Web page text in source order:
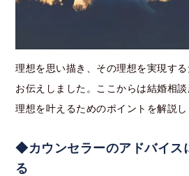
理想を思い描き、その理想を実現す
お伝えしました。ここからは結婚相
理想を叶えるためのポイントを解説し
◆カウンセラーのアドバイス
る